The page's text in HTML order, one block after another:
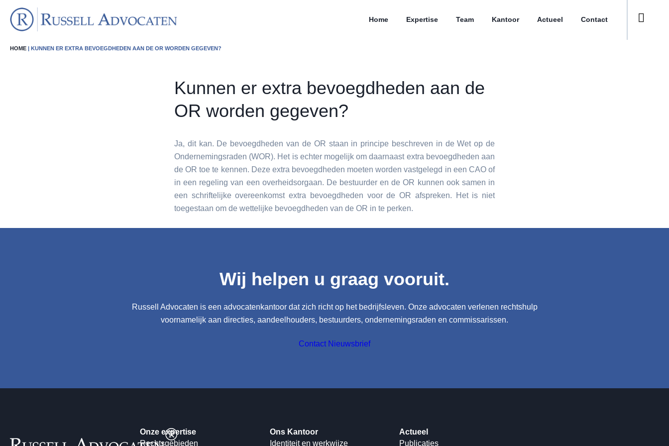
Home Expertise Team Kantoor Actueel Contact
HOME | KUNNEN ER EXTRA BEVOEGDHEDEN AAN DE OR WORDEN GEGEVEN?
Kunnen er extra bevoegdheden aan de
OR worden gegeven?
Ja, dit kan. De bevoegdheden van de OR staan in principe beschreven in de Wet op de
Ondernemingsraden (WOR). Het is echter mogelijk om daarnaast extra bevoegdheden aan
de OR toe te kennen. Deze extra bevoegdheden moeten worden vastgelegd in een CAO of
in een regeling van een overheidsorgaan. De bestuurder en de OR kunnen ook samen in
een schriftelijke overeenkomst extra bevoegdheden voor de OR afspreken. Het is niet
toegestaan om de wettelijke bevoegdheden van de OR in te perken.
Wij helpen u graag vooruit.
Russell Advocaten is een advocatenkantoor dat zich richt op het bedrijfsleven. Onze advocaten verlenen rechtshulp
voornamelijk aan directies, aandeelhouders, bestuurders, ondernemingsraden en commissarissen.
Contact Nieuwsbrief
Onze expertise
Rechtsgebieden
Ons Kantoor
Identiteit en werkwijze
Actueel
Publicaties